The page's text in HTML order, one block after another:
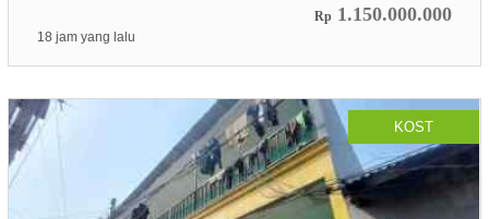
Rp 1.150.000.000
18 jam yang lalu
KOST